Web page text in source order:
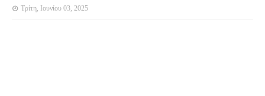
Τρίτη, Ιουνίου 03, 2025